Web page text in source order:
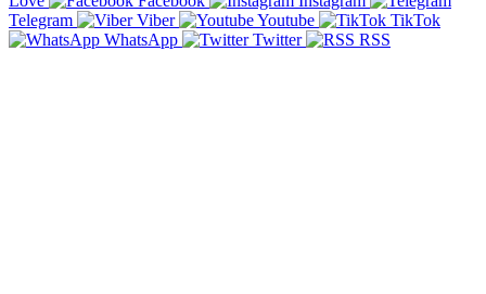
Telegram
Viber Youtube
TikTok
WhatsApp
Twitter RSS